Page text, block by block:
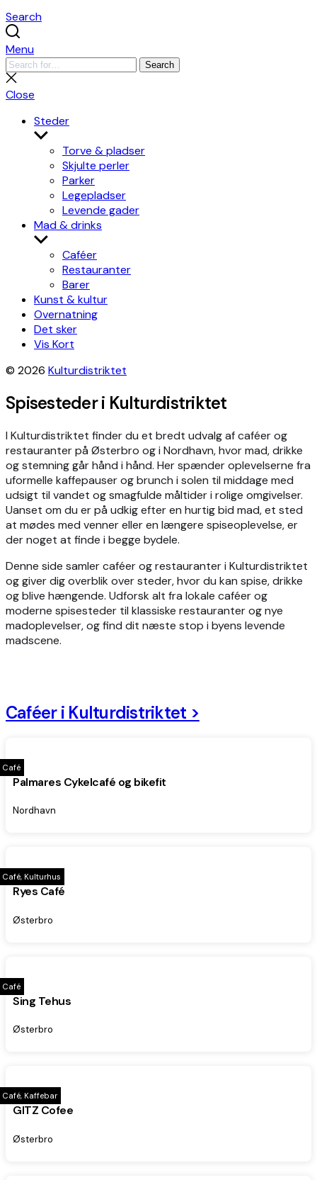
Search
Menu
Search
for:
Search
Close
search
Close
Steder
Show
sub
menu
Torve & pladser
Skjulte perler
Parker
Legepladser
Levende gader
Mad & drinks
Show
sub
menu
Caféer
Restauranter
Barer
Kunst & kultur
Overnatning
Det sker
Vis Kort
© 2026 Kulturdistriktet
Spisesteder i Kulturdistriktet
I Kulturdistriktet finder du et bredt udvalg af caféer og
restauranter på Østerbro og i Nordhavn, hvor mad, drikke
og stemning går hånd i hånd. Her spænder oplevelserne fra
uformelle kaffepauser og brunch i solen til middage med
udsigt til vandet og smagfulde måltider i rolige omgivelser.
Uanset om du er på udkig efter en hurtig bid mad, et sted
at mødes med venner eller en længere spiseoplevelse, er
der noget at finde i begge bydele.
Denne side samler caféer og restauranter i Kulturdistriktet
og giver dig overblik over steder, hvor du kan spise, drikke
og blive hængende. Udforsk alt fra lokale caféer og
moderne spisesteder til klassiske restauranter og nye
madoplevelser, og find dit næste stop i byens levende
madscene.
Caféer i Kulturdistriktet >
Café
Palmares Cykelcafé og bikefit
Nordhavn
Café, Kulturhus
Ryes Café
Østerbro
Café
Sing Tehus
Østerbro
Café, Kaffebar
GITZ Cofee
Østerbro